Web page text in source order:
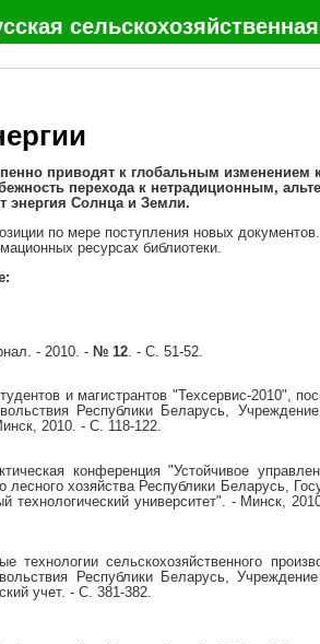
приводят к глобальным изменением
перехода к нетрадиционным,
энергия Солнца и Земли.
по мере поступления новых документов.
ресурсах библиотеки.
- 2010. - № 12. - С. 51-52.
и магистрантов "Техсервис-2010",
Республики Беларусь, Учреждение
2010. - С. 118-122.
конференция "Устойчивое
хозяйства Республики Беларусь,
технологический университет". - Минск,
сельскохозяйственного
Республики Беларусь, Учреждение
учет. - С. 381-382.